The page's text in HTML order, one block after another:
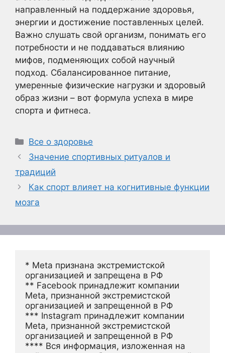
направленный на поддержание здоровья,
энергии и достижение поставленных целей.
Важно слушать свой организм, понимать его
потребности и не поддаваться влиянию
мифов, подменяющих собой научный
подход. Сбалансированное питание,
умеренные физические нагрузки и здоровый
образ жизни – вот формула успеха в мире
спорта и фитнеса.
Рубрики
Все о здоровье
Значение спортивных ритуалов и
традиций
Как спорт влияет на когнитивные функции
мозга
* Meta признана экстремистской
организацией и запрещена в РФ
** Facebook принадлежит компании
Meta, признанной экстремистской
организацией и запрещенной в РФ
*** Instagram принадлежит компании
Meta, признанной экстремистской
организацией и запрещенной в РФ
**** Вся информация, изложенная на